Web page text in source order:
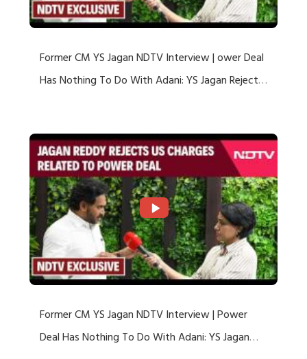
Former CM YS Jagan NDTV Interview | ower Deal
Has Nothing To Do With Adani: YS Jagan Rejects
Former CM YS Jagan NDTV Interview | Power
Deal Has Nothing To Do With Adani: YS Jagan